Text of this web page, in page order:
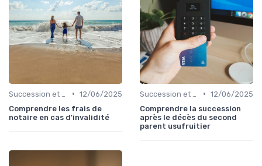
• 12/06/2025
Comprendre les frais de
notaire en cas d'invalidité
• 12/06/2025
Comprendre la succession
après le décès du second
parent usufruitier